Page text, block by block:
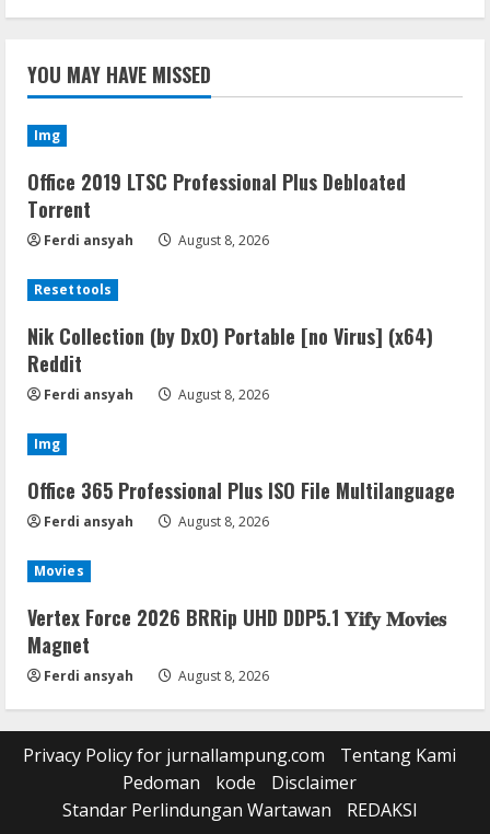
YOU MAY HAVE MISSED
Img
Office 2019 LTSC Professional Plus Debloated
Tоrrеnt
Ferdi ansyah August 8, 2026
Resettools
Nik Collection (by DxO) Portable [no Virus] (x64)
Reddit
Ferdi ansyah August 8, 2026
Img
Office 365 Professional Plus ISO File Multilanguage
Ferdi ansyah August 8, 2026
Movies
Vertex Force 2026 BRRip UHD DDP5.1 𝐘𝐢𝐟𝐲 𝐌𝐨𝐯𝐢𝐞𝐬
Magnet
Ferdi ansyah August 8, 2026
Privacy Policy for jurnallampung.com
Tentang Kami
Pedoman
kode
Disclaimer
Standar Perlindungan Wartawan
REDAKSI